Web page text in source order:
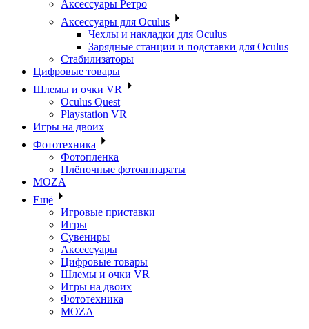
Аксессуары Ретро
Аксессуары для Oculus
Чехлы и накладки для Oculus
Зарядные станции и подставки для Oculus
Стабилизаторы
Цифровые товары
Шлемы и очки VR
Oculus Quest
Playstation VR
Игры на двоих
Фототехника
Фотопленка
Плёночные фотоаппараты
MOZA
Ещё
Игровые приставки
Игры
Сувениры
Аксессуары
Цифровые товары
Шлемы и очки VR
Игры на двоих
Фототехника
MOZA